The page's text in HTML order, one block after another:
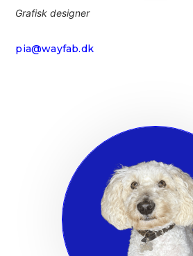
Grafisk designer
pia@wayfab.dk